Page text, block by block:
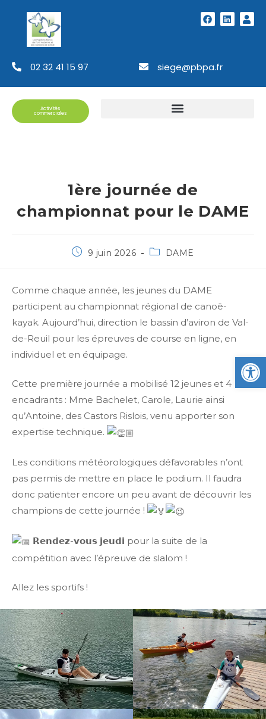
02 32 41 15 97 siege@pbpa.fr
Activités
commerciales
1ère journée de
championnat pour le DAME
9 juin 2026 DAME
Comme chaque année, les jeunes du DAME
participent au championnat régional de canoë-
kayak. Aujourd’hui, direction le bassin d’aviron de Val-
de-Reuil pour les épreuves de course en ligne, en
individuel et en équipage.
Cette première journée a mobilisé 12 jeunes et 4
encadrants : Mme Bachelet, Carole, Laurie ainsi
qu’Antoine, des Castors Rislois, venu apporter son
expertise technique.
Les conditions météorologiques défavorables n’ont
pas permis de mettre en place le podium. Il faudra
donc patienter encore un peu avant de découvrir les
champions de cette journée !
𝗥𝗲𝗻𝗱𝗲𝘇-𝘃𝗼𝘂𝘀 𝗷𝗲𝘂𝗱𝗶 pour la suite de la
compétition avec l’épreuve de slalom !
Allez les sportifs !